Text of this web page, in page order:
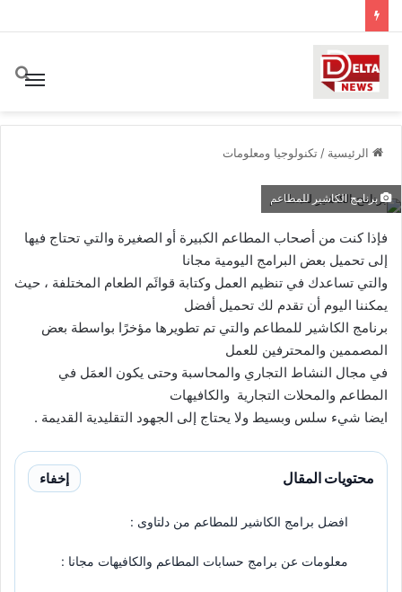
الرئيسية / تكنولوجيا ومعلومات
برنامج الكاشير للمطاعم
فإذا كنت من أصحاب المطاعم الكبيرة أو الصغيرة والتي تحتاج فيها
إلى تحميل بعض البرامج اليومية مجانا
والتي تساعدك في تنظيم العمل وكتابة قوائَم الطعام المختلفة ، حيث
يمكننا اليوم أن تقدم لك تحميل أفضل
برنامج الكاشير للمطاعم والتي تم تطويرها مؤخرًا بواسطة بعض
المصممين والمحترفين للعمل
في مجال النشاط التجاري والمحاسبة وحتى يكون العمَل في
المطاعم والمحلات التجارية والكافيهات
ايضا شيء سلس وبسيط ولا يحتاج إلى الجهود التقليدية القديمة .
محتويات المقال إخفاء
افضل برامج الكاشير للمطاعم من دلتاوى :
معلومات عن برامج حسابات المطاعم والكافيهات مجانا :